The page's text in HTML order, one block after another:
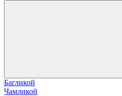
Багликой
Чамликой